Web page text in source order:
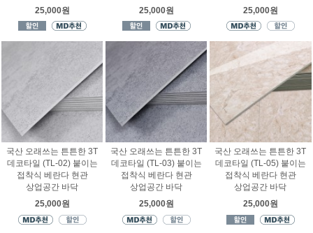
25,000원
25,000원
25,000원
국산 오래쓰는 튼튼한 3T
데코타일 (TL-02) 붙이는
접착식 베란다 현관
상업공간 바닥
25,000원
국산 오래쓰는 튼튼한 3T
데코타일 (TL-03) 붙이는
접착식 베란다 현관
상업공간 바닥
25,000원
국산 오래쓰는 튼튼한 3T
데코타일 (TL-05) 붙이는
접착식 베란다 현관
상업공간 바닥
25,000원